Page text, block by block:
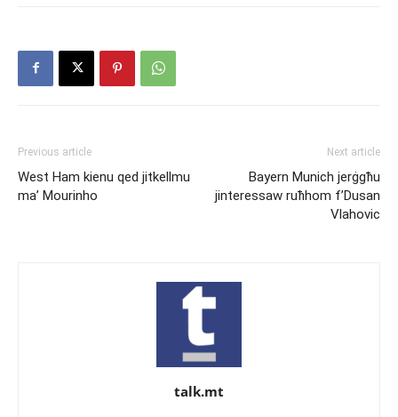
Previous article
West Ham kienu qed jitkellmu
ma’ Mourinho
Next article
Bayern Munich jerġgħu
jinteressaw ruħhom f’Dusan
Vlahovic
talk.mt